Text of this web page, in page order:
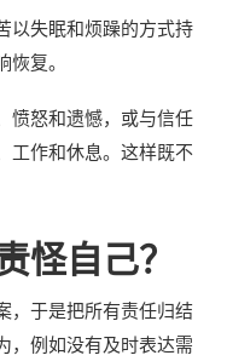
以失眠和烦躁的方式持
复。
愤怒和遗憾，或与信任
工作和休息。这样既不
怪自己？
，于是把所有责任归结
，例如没有及时表达需